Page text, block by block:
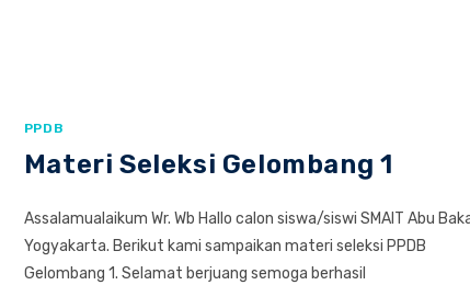
PPDB
Materi Seleksi Gelombang 1
Assalamualaikum Wr. Wb Hallo calon siswa/siswi SMAIT Abu
Yogyakarta. Berikut kami sampaikan materi seleksi PPDB
Gelombang 1. Selamat berjuang semoga berhasil